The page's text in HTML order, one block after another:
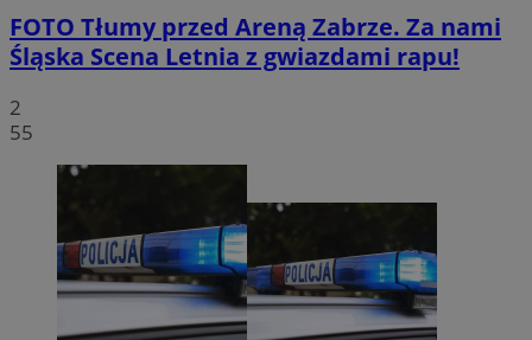
FOTO Tłumy przed Areną Zabrze. Za nami
Śląska Scena Letnia z gwiazdami rapu!
2
55